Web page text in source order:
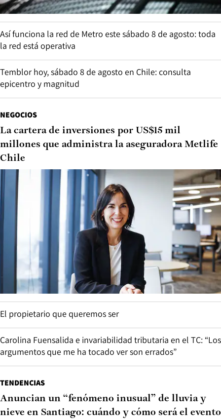
Así funciona la red de Metro este sábado 8 de agosto: toda
la red está operativa
Temblor hoy, sábado 8 de agosto en Chile: consulta
epicentro y magnitud
NEGOCIOS
La cartera de inversiones por US$15 mil
millones que administra la aseguradora Metlife
Chile
El propietario que queremos ser
Carolina Fuensalida e invariabilidad tributaria en el TC: “Los
argumentos que me ha tocado ver son errados”
TENDENCIAS
Anuncian un “fenómeno inusual” de lluvia y
nieve en Santiago: cuándo y cómo será el evento